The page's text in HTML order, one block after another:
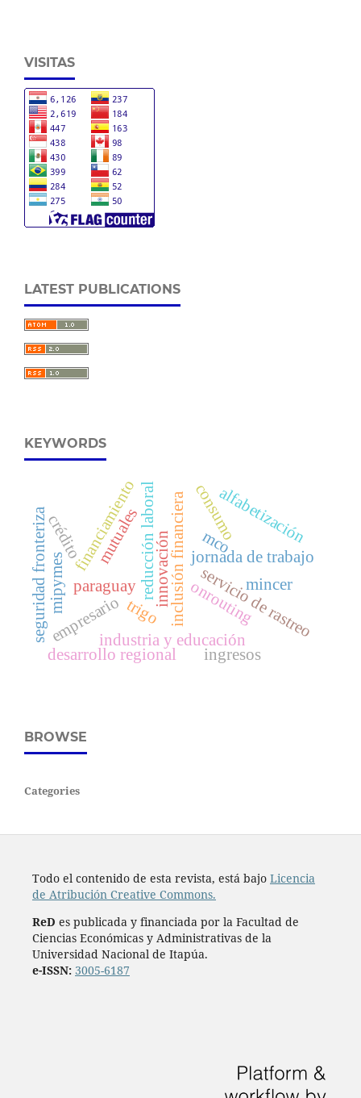
VISITAS
LATEST PUBLICATIONS
KEYWORDS
jornada de trabajo
reducción laboral
paraguay
financiamiento inclusión financiera
mutuales innovación servicio de rastreo
onrouting
industria y educación
empresario
mco
crédito consumo
desarrollo regional
seguridad fronteriza trigo
alfabetización
mincer
ingresos
mipymes
BROWSE
Categories
Todo el contenido de esta revista, está bajo Licencia
de Atribución Creative Commons.
ReD es publicada y financiada por la Facultad de
Ciencias Económicas y Administrativas de la
Universidad Nacional de Itapúa.
e-ISSN: 3005-6187